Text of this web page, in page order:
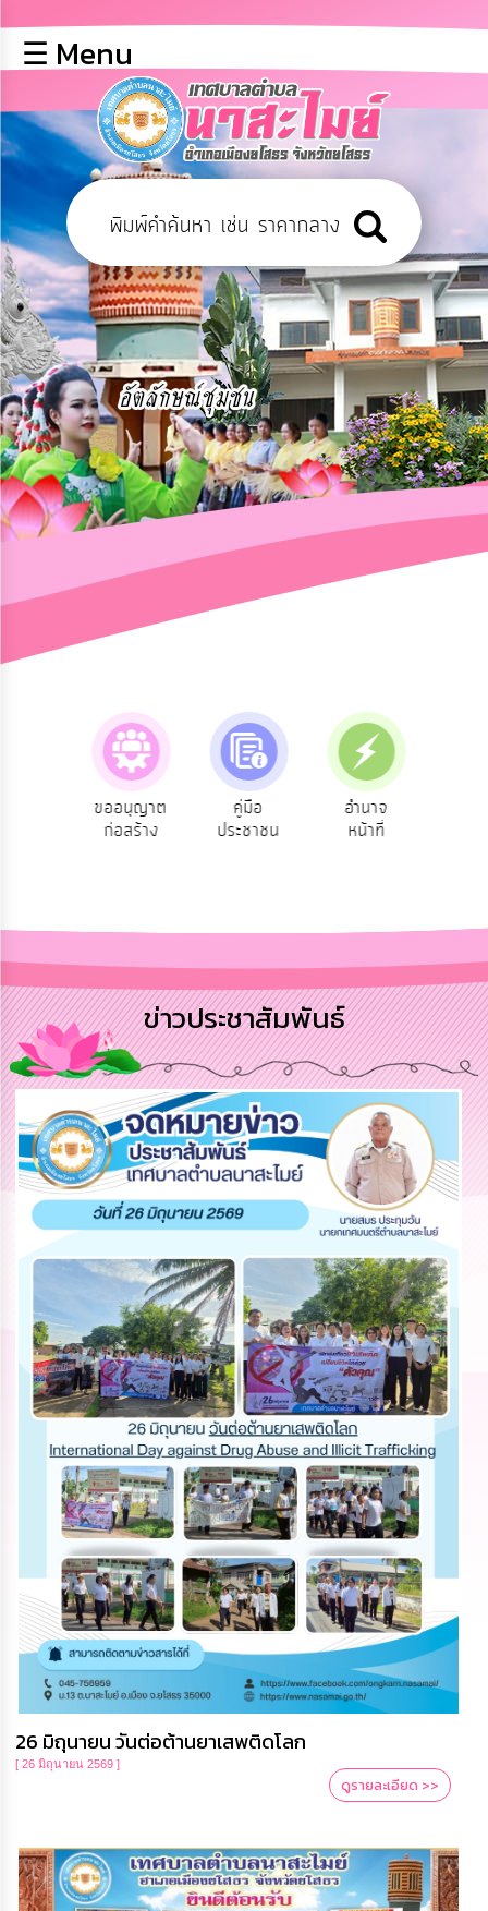
หลัก
ข้อมูล
ฐาน
บุคลากร
ข่าว
ประชาสัมพันธ์
การ
เปิด
เผย
ข้อมูล
สาธารณะ
OIT
การ
ปฏิสัมพันธ์
ความ
ยุทธศาสตร์/
ทรัพยากร
การ
บริหาร
งาน
ส่ง
เสริม
ความ
โปร่งใส
การ
จัด
จ้าง
การ
เงิน
การ
นโยบาย
Gift
Policy
การ
ดำเนิน
การ
เพื่อ
ป้องกัน
การ
ทุจริต
มาตรการ
และ
ความ
โปร่งใส
☰ Menu
คู่มือ
ประชาชน
อำนาจ
หน้าที่
ข้อมูลการ
ติดต่อ
ข่าวประชาสัมพันธ์
26 มิถุนายน วันต่อต้านยาเสพติดโลก
[ 26 มิถุนายน 2569 ]
ดูรายละเอียด >>